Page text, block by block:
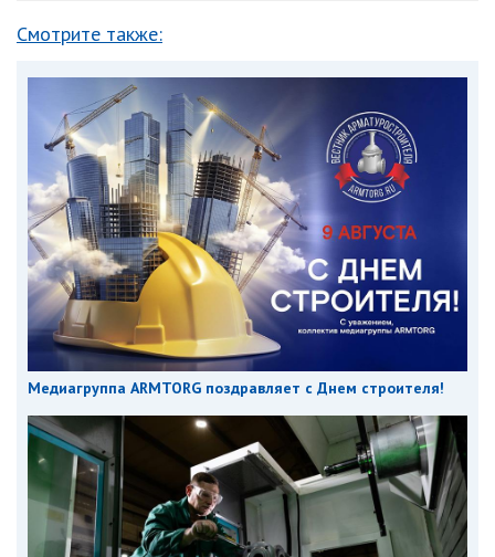
Смотрите также:
Медиагруппа ARMTORG поздравляет с Днем строителя!